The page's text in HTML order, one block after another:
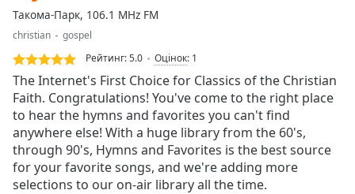
Loaded:
0.00%
Stream
Type
LIVE
Seek to
live,
currently
live LIVE
Remaining
Time -
Такома-Парк, 106.1 MHz FM
christian
gospel
Рейтинг:5.0 Оцінок: 1
The Internet's First Choice for Classics of the Christian
Faith. Congratulations! You've come to the right place
to hear the hymns and favorites you can't find
anywhere else! With a huge library from the 60's,
through 90's, Hymns and Favorites is the best source
for your favorite songs, and we're adding more
selections to our on-air library all the time.